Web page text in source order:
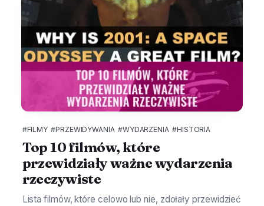
#FILMY #PRZEWIDYWANIA #WYDARZENIA #HISTORIA
Top 10 filmów, które
przewidziały ważne wydarzenia
rzeczywiste
Lista filmów, które celowo lub nie, zdołały przewidzieć